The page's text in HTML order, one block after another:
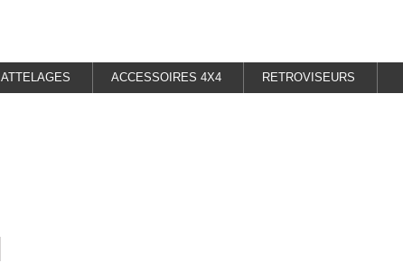
ATTELAGES ACCESSOIRES 4X4 RETROVISEURS